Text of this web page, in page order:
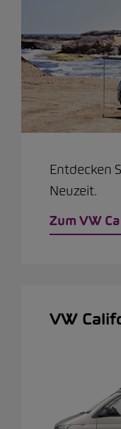
Entdecken
Neuzeit.
Zum VW
VW